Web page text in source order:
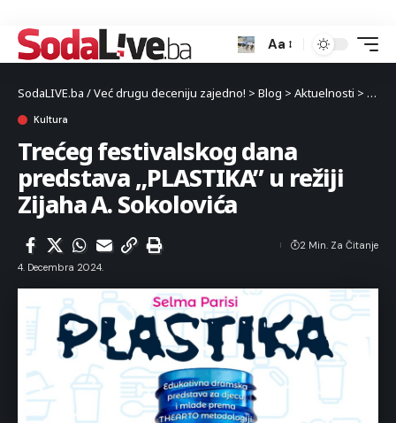
Aa
SodaLIVE.ba / Već drugu deceniju zajedno! > Blog > Aktuelnosti >
Kultura
Trećeg festivalskog dana
predstava „PLASTIKA” u režiji
Zijaha A. Sokolovića
4. Decembra 2024.
2 Min. Za Čitanje